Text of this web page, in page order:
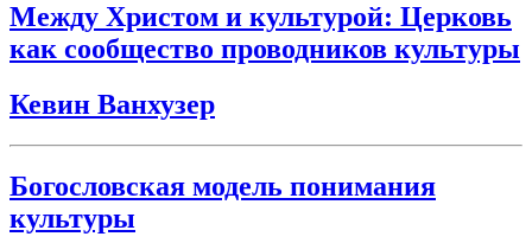
Между Христом и культурой: Церковь
как сообщество проводников культуры
Кевин Ванхузер
Богословская модель понимания
культуры